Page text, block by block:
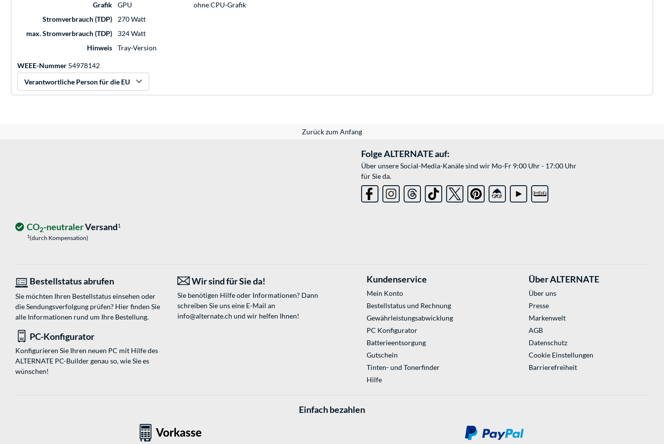
Grafik
GPU
ohne CPU-Grafik
Stromverbrauch (TDP)
270 Watt
max. Stromverbrauch (TDP)
324 Watt
Hinweis
Tray-Version
WEEE-Nummer 54978142
Verantwortliche Person für die EU
Zurück zum Anfang
Folge ALTERNATE auf:
Über unsere Social-Media-Kanäle sind wir Mo-Fr 9:00 Uhr - 17:00 Uhr
für Sie da.
CO2-neutralerVersand1
1(durch Kompensation)
Bestellstatus abrufen
Sie möchten Ihren Bestellstatus einsehen oder
die Sendungsverfolgung prüfen? Hier finden Sie
alle Informationen rund um Ihre Bestellung.
Wir sind für Sie da!
Sie benötigen Hilfe oder Informationen? Dann
schreiben Sie uns eine E-Mail an
info@alternate.ch und wir helfen Ihnen!
PC-Konfigurator
Konfigurieren Sie Ihren neuen PC mit Hilfe des
ALTERNATE PC-Builder genau so, wie Sie es
wünschen!
Kundenservice
Mein Konto
Bestellstatus und Rechnung
Gewährleistungsabwicklung
PC Konfigurator
Batterieentsorgung
Gutschein
Tinten- und Tonerfinder
Hilfe
Über ALTERNATE
Über uns
Presse
Markenwelt
AGB
Datenschutz
Cookie Einstellungen
Barrierefreiheit
Einfach bezahlen